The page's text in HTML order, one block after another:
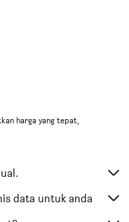
harga yang tepat,
data untuk anda